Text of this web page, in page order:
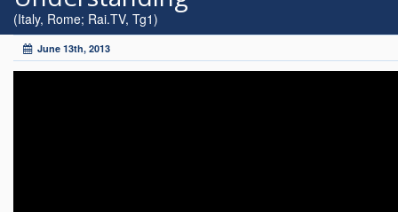
(Italy, Rome; Rai.TV, Tg1)
June 13th, 2013